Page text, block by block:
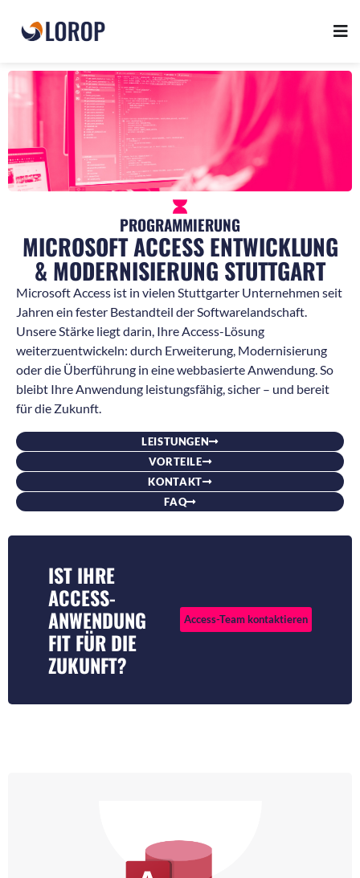
PROGRAMMIERUNG
MICROSOFT ACCESS ENTWICKLUNG
& MODERNISIERUNG STUTTGART
Microsoft Access ist in vielen Stuttgarter Unternehmen seit
Jahren ein fester Bestandteil der Softwarelandschaft.
Unsere Stärke liegt darin, Ihre Access-Lösung
weiterzuentwickeln: durch Erweiterung, Modernisierung
oder die Überführung in eine webbasierte Anwendung. So
bleibt Ihre Anwendung leistungsfähig, sicher – und bereit
für die Zukunft.
LEISTUNGEN
VORTEILE
KONTAKT
FAQ
IST IHRE
ACCESS-
ANWENDUNG
FIT FÜR DIE
ZUKUNFT?
Access-Team kontaktieren